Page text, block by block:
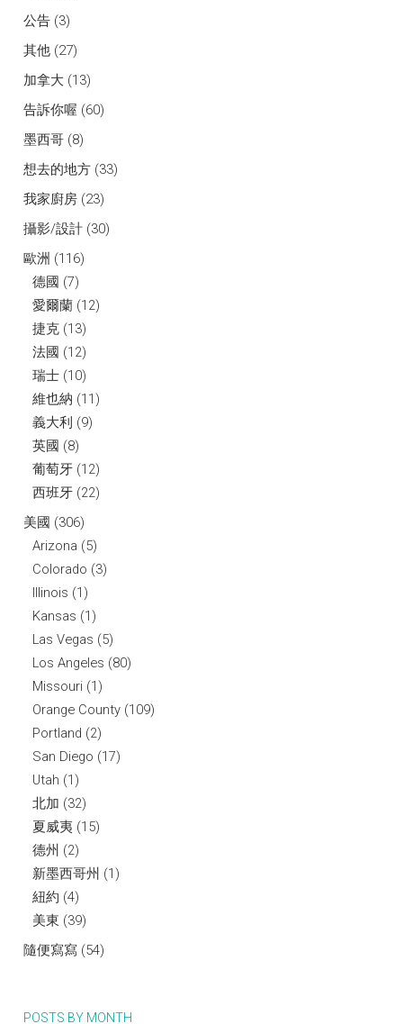
公告 (3)
其他 (27)
加拿大 (13)
告訴你喔 (60)
墨西哥 (8)
想去的地方 (33)
我家廚房 (23)
攝影/設計 (30)
歐洲 (116)
德國 (7)
愛爾蘭 (12)
捷克 (13)
法國 (12)
瑞士 (10)
維也納 (11)
義大利 (9)
英國 (8)
葡萄牙 (12)
西班牙 (22)
美國 (306)
Arizona (5)
Colorado (3)
Illinois (1)
Kansas (1)
Las Vegas (5)
Los Angeles (80)
Missouri (1)
Orange County (109)
Portland (2)
San Diego (17)
Utah (1)
北加 (32)
夏威夷 (15)
德州 (2)
新墨西哥州 (1)
紐約 (4)
美東 (39)
隨便寫寫 (54)
POSTS BY MONTH